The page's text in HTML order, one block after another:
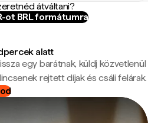
átváltani?
ot BRL formátumra
alatt
egy barátnak, küldj közvetlenül
rejtett díjak és csáli felárak.